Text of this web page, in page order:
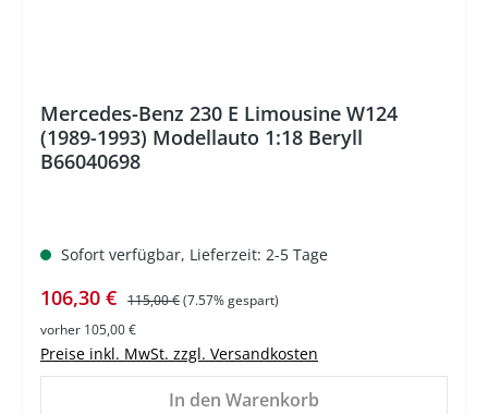
Mercedes-Benz 230 E Limousine W124
(1989-1993) Modellauto 1:18 Beryll
B66040698
Sofort verfügbar, Lieferzeit: 2-5 Tage
Verkaufspreis:
106,30 € Regulärer Preis:
115,00 €(7.57% gespart)
vorher 105,00 €
Preise inkl. MwSt. zzgl. Versandkosten
In den Warenkorb